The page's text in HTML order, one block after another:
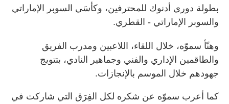
بطولة دوري أدنوك للمحترفين، وكأسَي السوبر الإماراتي
والسوبر الإماراتي - القطري.
وهنّأ سموّه، خلال اللقاء، اللاعبين ومدرب الفريق
والطاقمين الإداري والفني وجماهير النادي، بتتويج
جهودهم خلال الموسم بالإنجازات.
كما أعرب سموّه عن شكره لكل الفِرَق التي شاركت في